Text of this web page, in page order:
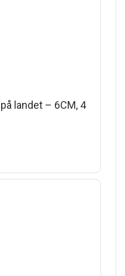
landet – 6CM, 4